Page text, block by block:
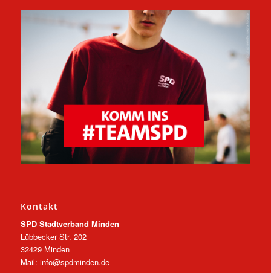
Kontakt
SPD Stadtverband Minden
Lübbecker Str. 202
32429 Minden
Mail: info@spdminden.de